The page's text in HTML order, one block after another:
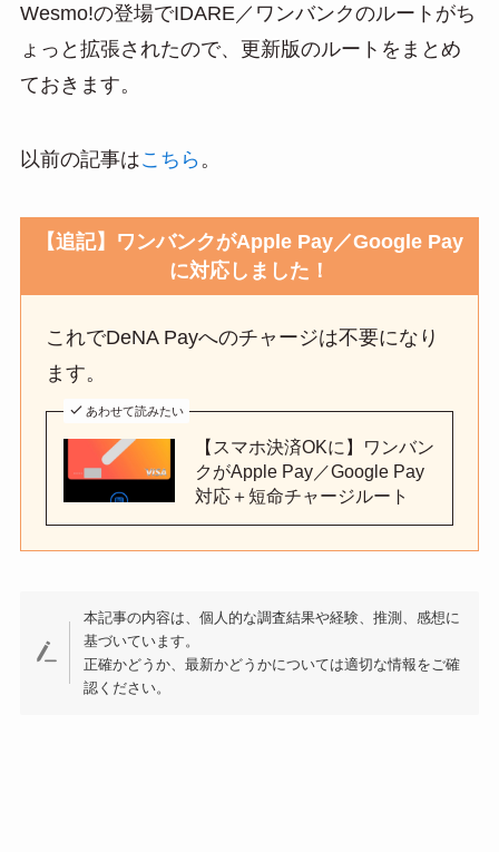
e
n
a
e
ail
Wesmo!の登場でIDARE／ワンバンクのルートがち
ょっと拡張されたので、更新版のルートをまとめ
ておきます。
以前の記事はこちら 。
【追記】ワンバンクがApple Pay／Google Pay
に対応しました！
これでDeNA Payへのチャージは不要になり
ます。
あわせて読みたい
【スマホ決済OKに】ワンバン
クがApple Pay／Google Pay
対応＋短命チャージルート
本記事の内容は、個人的な調査結果や経験、推測、感想に
基づいています。
正確かどうか、最新かどうかについては適切な情報をご確
認ください。